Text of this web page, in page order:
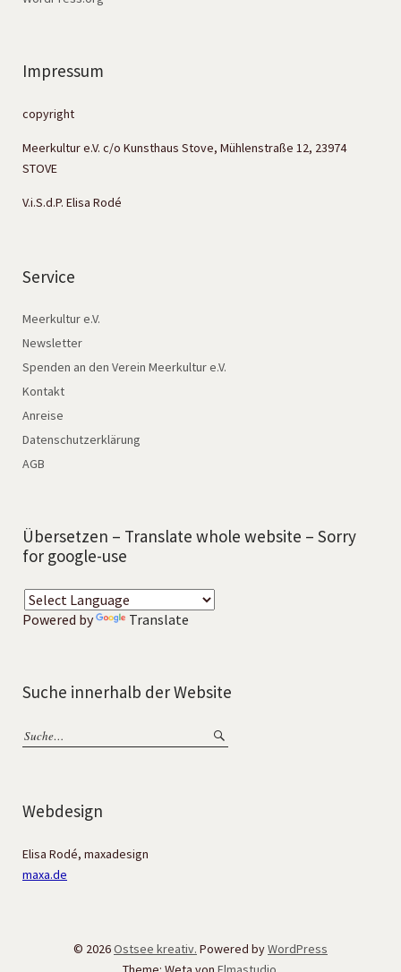
Impressum
copyright
Meerkultur e.V. c/o Kunsthaus Stove, Mühlenstraße 12, 23974
STOVE
V.i.S.d.P. Elisa Rodé
Service
Meerkultur e.V.
Newsletter
Spenden an den Verein Meerkultur e.V.
Kontakt
Anreise
Datenschutzerklärung
AGB
Übersetzen – Translate whole website – Sorry
for google-use
Powered by Translate
Suche innerhalb der Website
Webdesign
Elisa Rodé, maxadesign
maxa.de
© 2026Ostsee kreativ. Powered byWordPress